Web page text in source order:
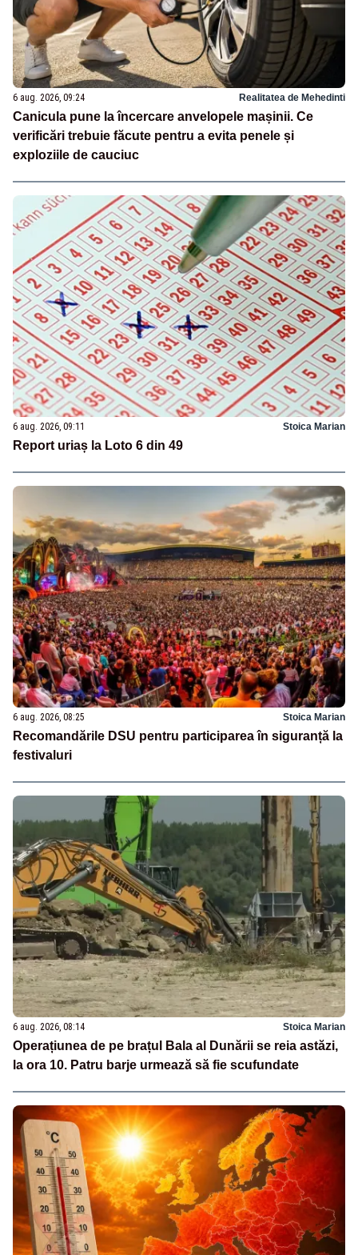
6 aug. 2026, 09:24 Realitatea de Mehedinti
Canicula pune la încercare anvelopele mașinii. Ce
verificări trebuie făcute pentru a evita penele și
exploziile de cauciuc
6 aug. 2026, 09:11 Stoica Marian
Report uriaș la Loto 6 din 49
6 aug. 2026, 08:25 Stoica Marian
Recomandările DSU pentru participarea în siguranță la
festivaluri
6 aug. 2026, 08:14 Stoica Marian
Operațiunea de pe brațul Bala al Dunării se reia astăzi,
la ora 10. Patru barje urmează să fie scufundate